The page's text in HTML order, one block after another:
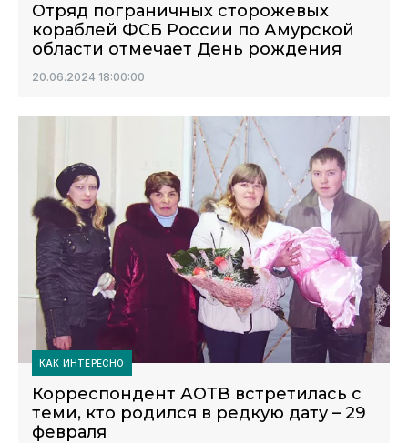
Отряд пограничных сторожевых
кораблей ФСБ России по Амурской
области отмечает День рождения
20.06.2024 18:00:00
КАК ИНТЕРЕСНО
Корреспондент АОТВ встретилась с
теми, кто родился в редкую дату – 29
февраля